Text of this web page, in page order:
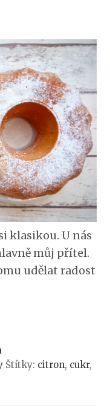
klasikou. U nás
můj přítel.
udělat radost
Štítky: citron, cukr,